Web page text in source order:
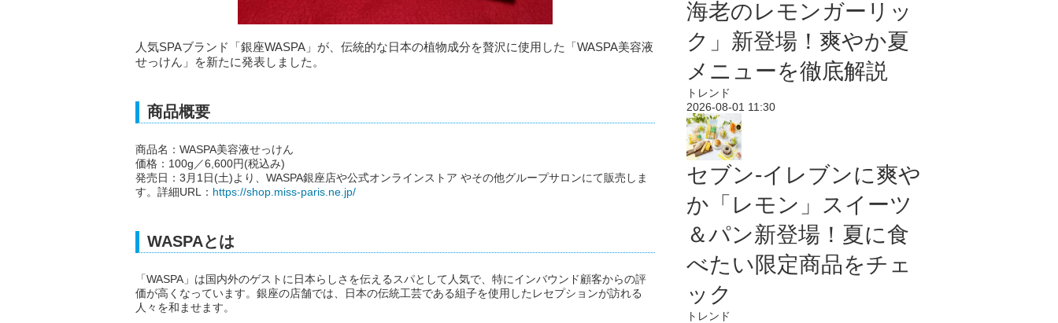
人気SPAブランド「銀座WASPA」が、伝統的な日本の植物成分を贅沢に使用した「WASPA美容液
せっけん」を新たに発表しました。
商品概要
商品名：WASPA美容液せっけん
価格：100g／6,600円(税込み)
発売日：3月1日(土)より、WASPA銀座店や公式オンラインストア やその他グループサロンにて販売しま
す。詳細URL： https://shop.miss-paris.ne.jp/
WASPAとは
「WASPA」は国内外のゲストに日本らしさを伝えるスパとして人気で、特にインバウンド顧客からの評
価が高くなっています。銀座の店舗では、日本の伝統工芸である組子を使用したレセプションが訪れる
人々を和ませます。
海老のレモンガーリッ
ク」新登場！爽やか夏
メニューを徹底解説
トレンド
2026-08-01 11:30
セブン‐イレブンに爽や
か「レモン」スイーツ
＆パン新登場！夏に食
べたい限定商品をチェ
ック
トレンド